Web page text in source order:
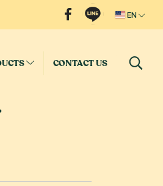
EN
CONTACT US